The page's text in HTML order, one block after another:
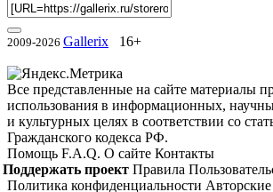
2009-2026 Gallerix 16+
Все представленные на сайте материалы
использования в информационных,
и культурных целях в соответствии со
Гражданского кодекса РФ.
Помощь F.A.Q. О сайте Контакты
Поддержать проект Правила
Политика конфиденциальности Авторские